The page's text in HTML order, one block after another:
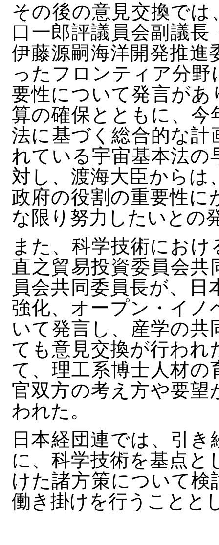
その後の意見交換で
口一郎評議員会副議
伊藤源嗣海洋開発推進
ったフロンティア分
要性について発言があ
算の確保とともに、今
法に基づく総合的な計
れている宇宙基本法の
対し、渡海大臣から
政府の役割の重要性に
な限り努力したいとの
また、科学技術にお
直之貿易投資委員会
員会共同委員長が、
強化、オープン・イノ
いて発言し、産学の
ても意見交換が行われ
て、理工系博士人材の
官双方の考え方や要望
われた。
日本経団連では、引
に、科学技術を基点
けた諸方策について
働き掛けを行うことと